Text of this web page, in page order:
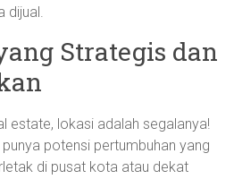
dijual.
Strategis dan
estate, lokasi adalah segalanya!
potensi pertumbuhan yang
di pusat kota atau dekat